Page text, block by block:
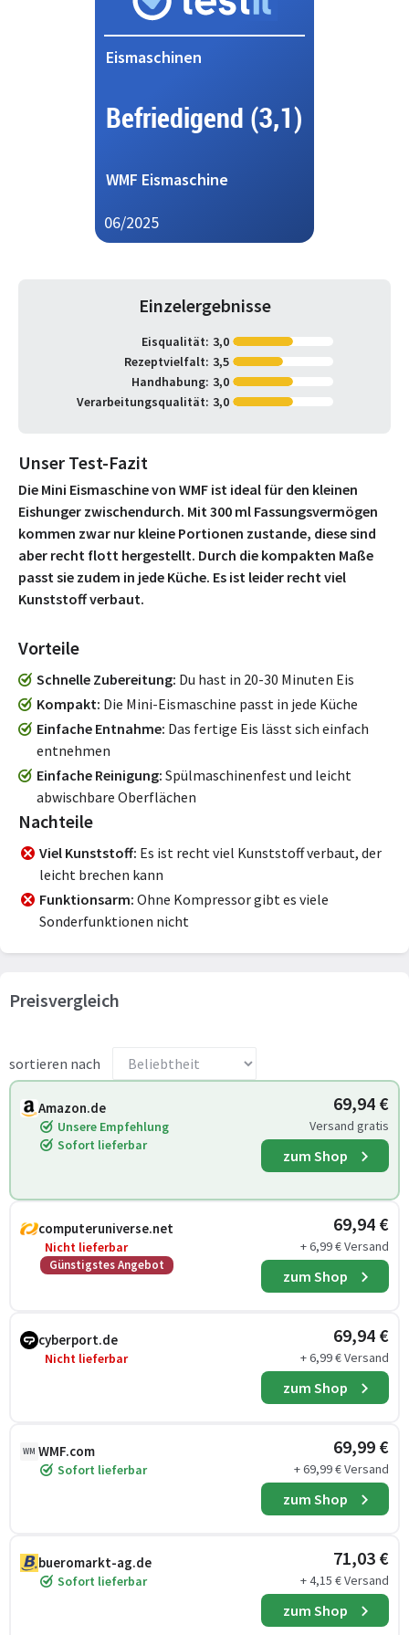
Eismaschinen
Befriedigend (3,1)
WMF Eismaschine
06/2025
Einzelergebnisse
Eisqualität: 3,0
Rezeptvielfalt: 3,5
Handhabung: 3,0
Verarbeitungsqualität: 3,0
Unser Test-Fazit
Die Mini Eismaschine von WMF ist ideal für den kleinen
Eishunger zwischendurch. Mit 300 ml Fassungsvermögen
kommen zwar nur kleine Portionen zustande, diese sind
aber recht flott hergestellt. Durch die kompakten Maße
passt sie zudem in jede Küche. Es ist leider recht viel
Kunststoff verbaut.
Vorteile
Schnelle Zubereitung Du hast in 20-30 Minuten Eis
Kompakt Die Mini-Eismaschine passt in jede Küche
Einfache Entnahme Das fertige Eis lässt sich einfach
entnehmen
Einfache Reinigung Spülmaschinenfest und leicht
abwischbare Oberflächen
Nachteile
Viel Kunststoff Es ist recht viel Kunststoff verbaut, der
leicht brechen kann
Funktionsarm Ohne Kompressor gibt es viele
Sonderfunktionen nicht
Preisvergleich
sortieren nach
Amazon.de
Unsere Empfehlung
Sofort lieferbar
69,94 €
Versand gratis
zum Shop
computeruniverse.net
Nicht lieferbar
Günstigstes Angebot
69,94 €
+ 6,99 € Versand
zum Shop
cyberport.de
Nicht lieferbar
69,94 €
+ 6,99 € Versand
zum Shop
WM WMF.com
Sofort lieferbar
69,99 €
+ 69,99 € Versand
zum Shop
bueromarkt-ag.de
Sofort lieferbar
71,03 €
+ 4,15 € Versand
zum Shop